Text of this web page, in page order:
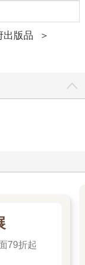
出版品
＞
79折起